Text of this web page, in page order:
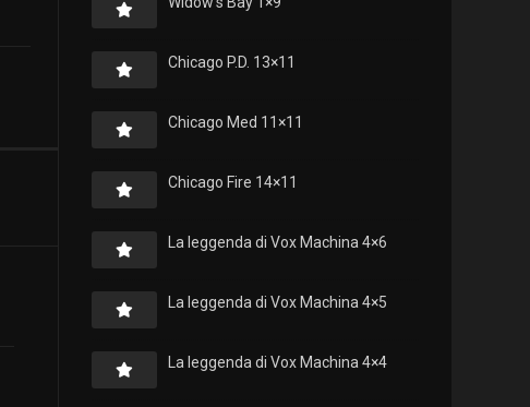
Chicago P.D. 13×11
Chicago Med 11×11
Chicago Fire 14×11
La leggenda di Vox Machina 4×6
La leggenda di Vox Machina 4×5
La leggenda di Vox Machina 4×4